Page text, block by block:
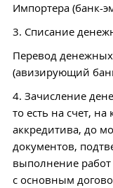
Импортера (банк-
3. Списание
Перевод денежных
(авизирующий
4. Зачисление
то есть на счет,
аккредитива, до
документов,
выполнение работ
с основным